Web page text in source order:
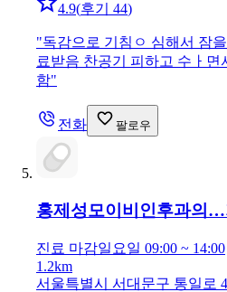
4.9(후기 44)
"독감으로 기침ㅇ 심해서 잠
료받음 찬공기 피하고 수ㅏ
함"
전화 팔로우
홍제성모이비인후과의…
진료 마감일요일 09:00 ~ 14:00
1.2km
서울특별시 서대문구 통일로